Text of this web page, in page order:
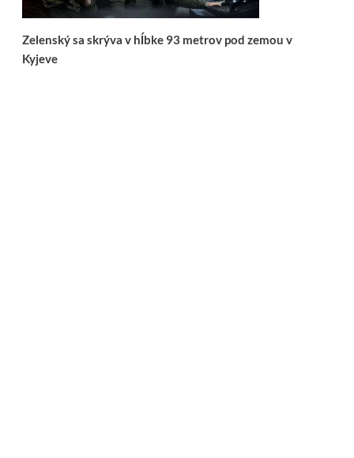
Zelenský sa skrýva v hĺbke 93 metrov pod zemou v
Kyjeve